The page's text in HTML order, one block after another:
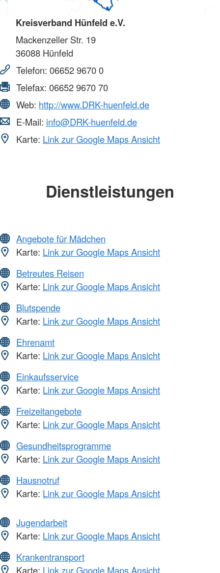
Kreisverband Hünfeld e.V.
Mackenzeller Str. 19
36088 Hünfeld
Telefon: 06652 9670 0
Telefax: 06652 9670 70
Web: http://www.DRK-huenfeld.de
E-Mail: info@DRK-huenfeld.de
Karte: Link zur Google Maps Ansicht
Dienstleistungen
Angebote für Mädchen
Karte: Link zur Google Maps Ansicht
Betreutes Reisen
Karte: Link zur Google Maps Ansicht
Blutspende
Karte: Link zur Google Maps Ansicht
Ehrenamt
Karte: Link zur Google Maps Ansicht
Einkaufsservice
Karte: Link zur Google Maps Ansicht
Freizeitangebote
Karte: Link zur Google Maps Ansicht
Gesundheitsprogramme
Karte: Link zur Google Maps Ansicht
Hausnotruf
Karte: Link zur Google Maps Ansicht
Jugendarbeit
Karte: Link zur Google Maps Ansicht
Krankentransport
Karte: Link zur Google Maps Ansicht